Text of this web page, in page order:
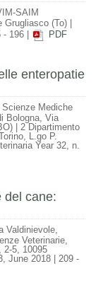
SAIM
Grugliasco (To)
- 196 PDF
enteropatie
Mediche
Bologna, Via
| 2 Dipartimento
L.go P.
Year 32, n.
del cane:
Valdinievole,
Veterinarie,
2-5, 10095
June 2018
209 -